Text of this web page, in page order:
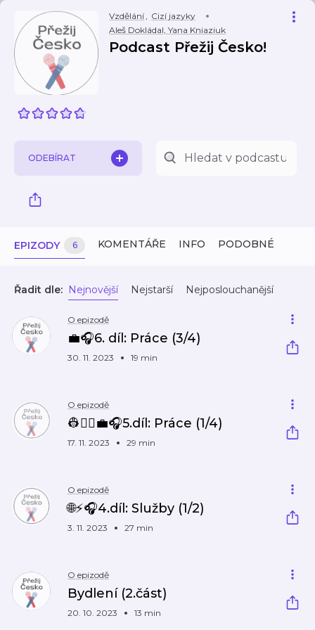
Vzdělání, Cizí jazyky
Aleš Dokládal, Yana Kniaziuk
Podcast Přežij Česko!
ODEBÍRAT
EPIZODY 6 KOMENTÁŘE INFO PODOBNÉ
Řadit dle: Nejnovější Nejstarší Nejposlouchanější
O epizodě
💼🎧6. díl: Práce (3/4)
30. 11. 2023 19 min
O epizodě
👷👩‍⚕️💼🎧5.díl: Práce (1/4)
17. 11. 2023 29 min
O epizodě
🌐⚡🎧4.díl: Služby (1/2)
3. 11. 2023 27 min
O epizodě
Bydlení (2.část)
20. 10. 2023 13 min